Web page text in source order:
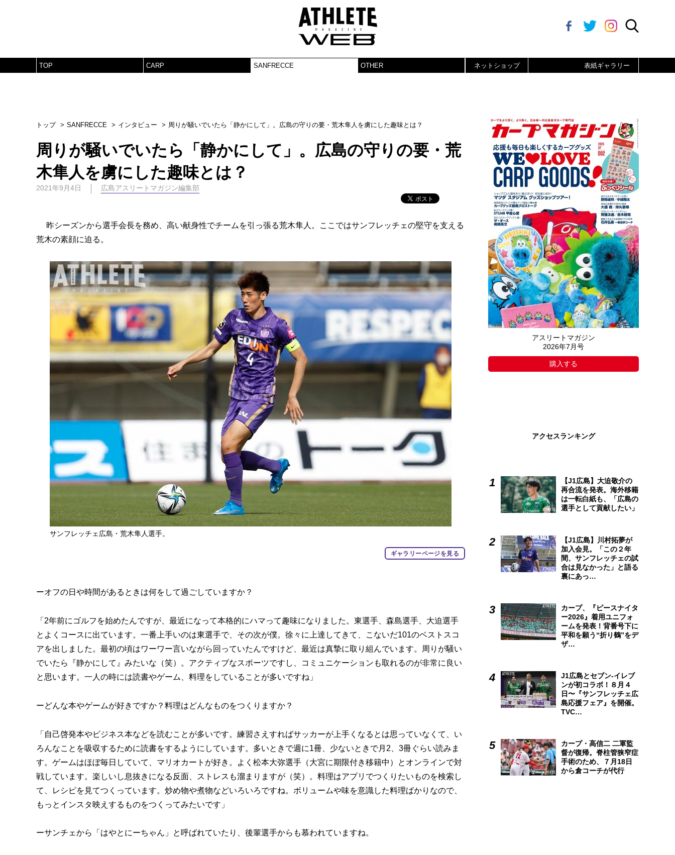
TOP CARP SANFRECCE OTHER ネットショップ 表紙ギャラリー
トップ SANFRECCE インタビュー 周りが騒いでいたら「静かにして」。広島の守りの要・荒木隼人を虜にした趣味とは？
周りが騒いでいたら「静かにして」。広島の守りの要・荒
木隼人を虜にした趣味とは？
2021年9月4日 広島アスリートマガジン編集部
昨シーズンから選手会長を務め、高い献身性でチームを引っ張る荒木隼人。ここではサンフレッチェの堅守を支える
荒木の素顔に迫る。
サンフレッチェ広島・荒木隼人選手。
ギャラリーページを見る
ーオフの日や時間があるときは何をして過ごしていますか？
「2年前にゴルフを始めたんですが、最近になって本格的にハマって趣味になりました。東選手、森島選手、大迫選手
とよくコースに出ています。一番上手いのは東選手で、その次が僕。徐々に上達してきて、こないだ101のベストスコ
アを出しました。最初の頃はワーワー言いながら回っていたんですけど、最近は真摯に取り組んでいます。周りが騒い
でいたら『静かにして』みたいな（笑）。アクティブなスポーツですし、コミュニケーションも取れるのが非常に良い
と思います。一人の時には読書やゲーム、料理をしていることが多いですね」
ーどんな本やゲームが好きですか？料理はどんなものをつくりますか？
「自己啓発本やビジネス本などを読むことが多いです。練習さえすればサッカーが上手くなるとは思っていなくて、い
ろんなことを吸収するために読書をするようにしています。多いときで週に1冊、少ないときで月2、3冊ぐらい読みま
す。ゲームはほぼ毎日していて、マリオカートが好き。よく松本大弥選手（大宮に期限付き移籍中）とオンラインで対
戦しています。楽しいし息抜きになる反面、ストレスも溜まりますが（笑）。料理はアプリでつくりたいものを検索し
て、レシピを見てつくっています。炒め物や煮物などいろいろですね。ボリュームや味を意識した料理ばかりなので、
もっとインスタ映えするものをつくってみたいです」
ーサンチェから「はやとにーちゃん」と呼ばれていたり、後輩選手からも慕われていますね。
アスリートマガジン
2026年7月号
購入する
アクセスランキング
【J1広島】大迫敬介の
再合流を発表。海外移籍
は一転白紙も、「広島の
選手として貢献したい」
【J1広島】川村拓夢が
加入会見。「この２年
間、サンフレッチェの試
合は見なかった」と語る
裏にあっ…
カープ、『ピースナイタ
ー2026』着用ユニフォ
ームを発表！背番号下に
平和を願う“折り鶴”をデ
ザ…
J1広島とセブン-イレブ
ンが初コラボ！８月４
日〜『サンフレッチェ広
島応援フェア』を開催。
TVC…
カープ・高信二 二軍監
督が復帰。脊柱管狭窄症
手術のため、７月18日
から倉コーチが代行